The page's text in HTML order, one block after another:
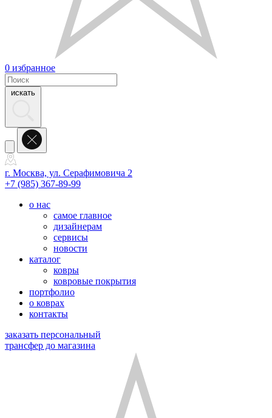
0 избранное
г. Москва, ул. Серафимовича 2
+7 (985) 367-89-99
о нас
самое главное
дизайнерам
сервисы
новости
каталог
ковры
ковровые покрытия
портфолио
о коврах
контакты
заказать персональный
трансфер до магазина